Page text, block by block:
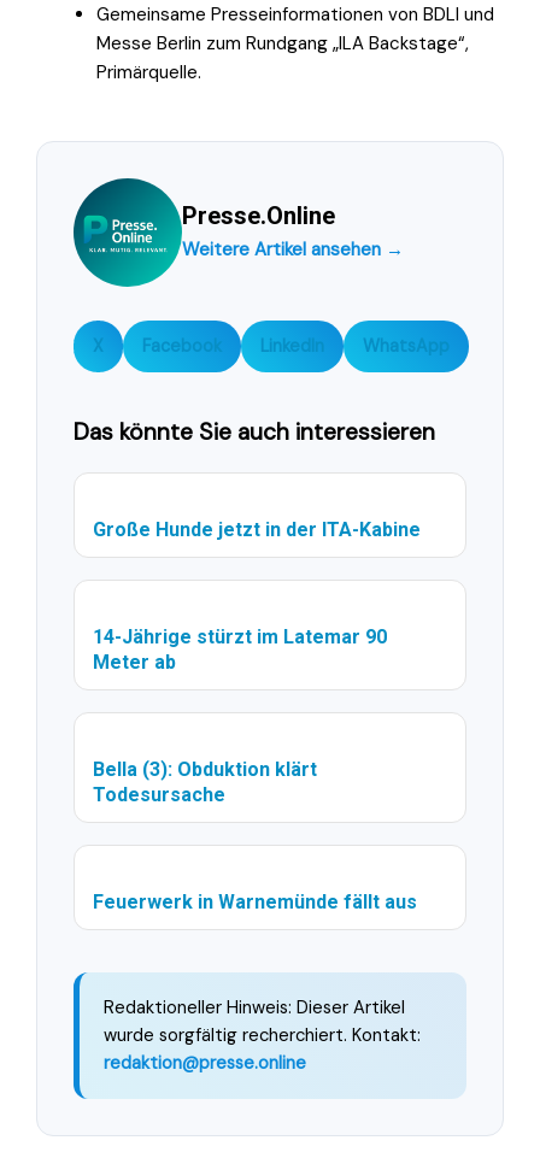
Gemeinsame Presseinformationen von BDLI und
Messe Berlin zum Rundgang „ILA Backstage“,
Primärquelle.
Presse.Online
Weitere Artikel ansehen →
X Facebook LinkedIn WhatsApp
Das könnte Sie auch interessieren
Große Hunde jetzt in der ITA-Kabine
14-Jährige stürzt im Latemar 90
Meter ab
Bella (3): Obduktion klärt
Todesursache
Feuerwerk in Warnemünde fällt aus
Redaktioneller Hinweis: Dieser Artikel
wurde sorgfältig recherchiert. Kontakt:
redaktion@presse.online